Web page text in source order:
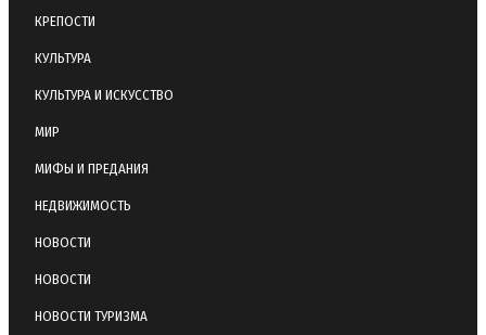
КРЕПОСТИ
КУЛЬТУРА
КУЛЬТУРА И ИСКУССТВО
МИР
МИФЫ И ПРЕДАНИЯ
НЕДВИЖИМОСТЬ
НОВОСТИ
НОВОСТИ
НОВОСТИ ТУРИЗМА